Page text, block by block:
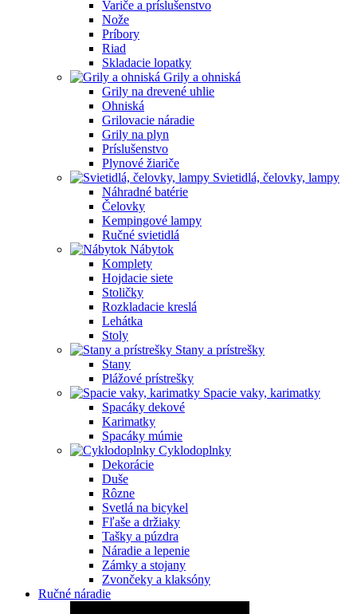
Variče a príslušenstvo
Nože
Príbory
Riad
Skladacie lopatky
Grily a ohniská
Grily na drevené uhlie
Ohniská
Grilovacie náradie
Grily na plyn
Príslušenstvo
Plynové žiariče
Svietidlá, čelovky, lampy
Náhradné batérie
Čelovky
Kempingové lampy
Ručné svietidlá
Nábytok
Komplety
Hojdacie siete
Stoličky
Rozkladacie kreslá
Lehátka
Stoly
Stany a prístrešky
Stany
Plážové prístrešky
Spacie vaky, karimatky
Spacáky dekové
Karimatky
Spacáky múmie
Cyklodoplnky
Dekorácie
Duše
Rôzne
Svetlá na bicykel
Fľaše a držiaky
Tašky a púzdra
Náradie a lepenie
Zámky a stojany
Zvončeky a klaksóny
Ručné náradie